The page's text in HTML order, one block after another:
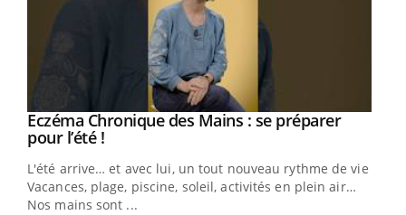
Youtube
Eczéma Chronique des Mains : se préparer
pour l’été !Youtube
L'été arrive… et avec lui, un tout nouveau rythme de vie !
Vacances, plage, piscine, soleil, activités en plein air…
Nos mains sont ...